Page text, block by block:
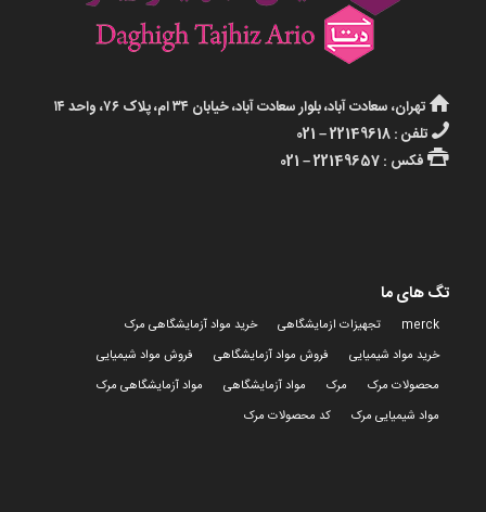
تهران، سعادت آباد، بلوار سعادت آباد، خیابان ۳۴ ام، پلاک ۷۶، واحد ۱۴
تلفن : 22149618 – 021
فکس : 22149657 – 021
تگ های ما
merck تجهیزات ازمایشگاهی
خرید مواد آزمایشگاهی مرک
خرید مواد شیمیایی
فروش مواد آزمایشگاهی
فروش مواد شیمیایی
محصولات مرک
مرک مواد آزمایشگاهی
مواد آزمایشگاهی مرک
مواد شیمیایی مرک
کد محصولات مرک